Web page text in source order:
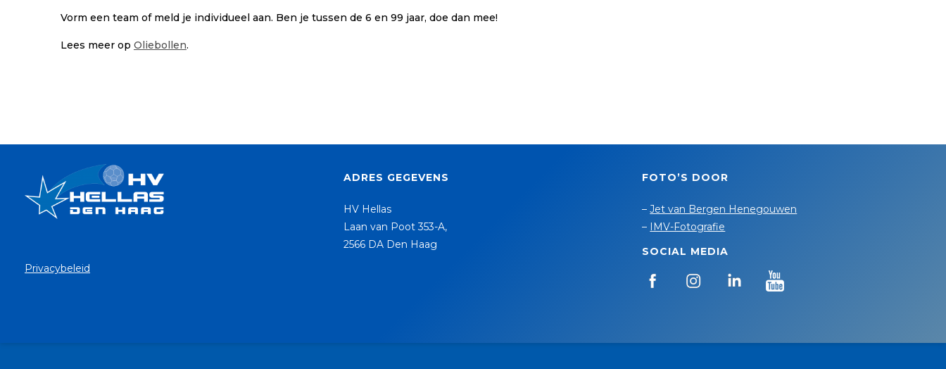
Vorm een team of meld je individueel aan. Ben je tussen de 6 en 99 jaar, doe dan mee!
Lees meer op Oliebollen.
Privacybeleid
ADRES GEGEVENS
HV Hellas
Laan van Poot 353-A,
2566 DA Den Haag
FOTO’S DOOR
–Jet van Bergen Henegouwen
– IMV-Fotografie
SOCIAL MEDIA